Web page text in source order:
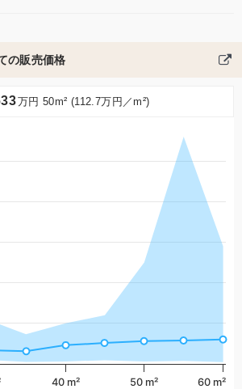
の販売価格
万円 50m² (112.7万円／m²)
40 m² 50 m² 60 m²